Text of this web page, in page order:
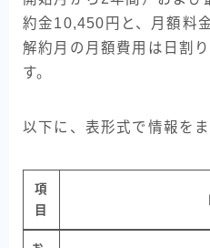
約金10,450円と、月額料
解約月の月額費用は日割
す。
以下に、表形式で情報をま
項
目